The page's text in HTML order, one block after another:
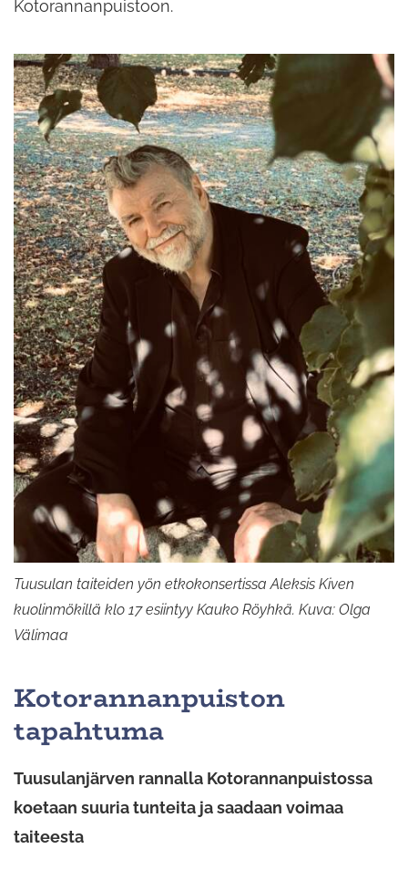
Kotorannanpuistoon.
Tuusulan taiteiden yön etkokonsertissa Aleksis Kiven
kuolinmökillä klo 17 esiintyy Kauko Röyhkä. Kuva: Olga
Välimaa
Kotorannanpuiston
tapahtuma
Tuusulanjärven rannalla Kotorannanpuistossa
koetaan suuria tunteita ja saadaan voimaa
taiteesta